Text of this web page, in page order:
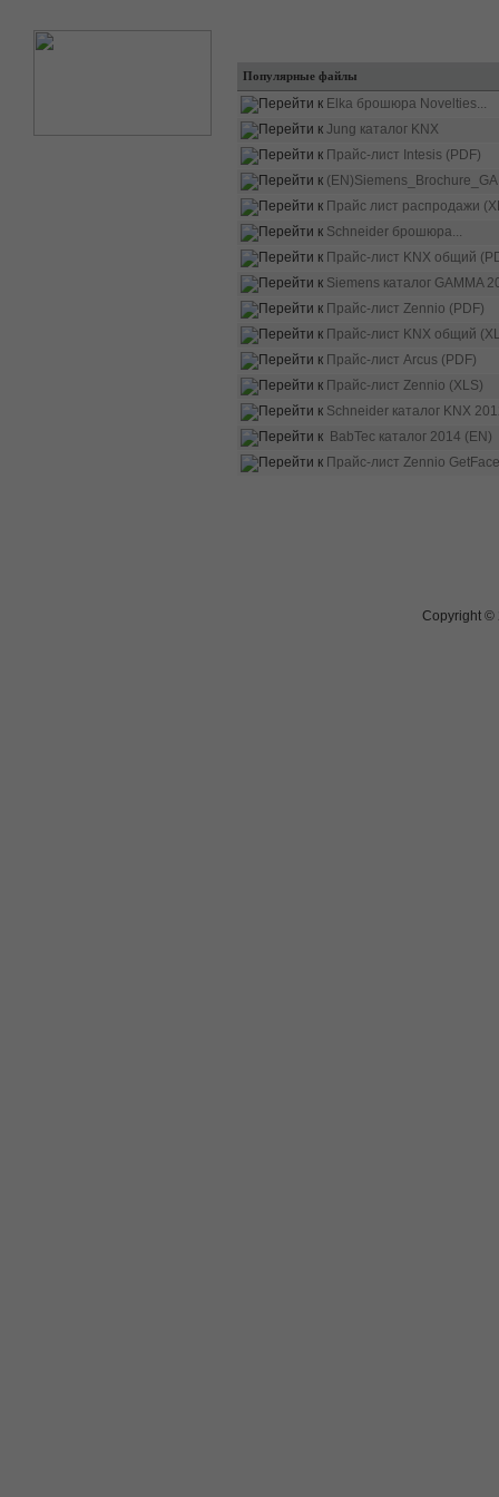
Популярные файлы
Elka брошюра Novelties...
Jung каталог KNX
Прайс-лист Intesis (PDF)
Прайс лист распродажи
Schneider брошюра...
Прайс-лист KNX общий
Siemens каталог GAMMA
Прайс-лист Zennio (PDF)
Прайс-лист KNX общий
Прайс-лист Arcus (PDF)
Прайс-лист Zennio (XLS)
Schneider каталог KNX
BabTec каталог 2014 (EN)
Прайс-лист Zennio
Copyright ©